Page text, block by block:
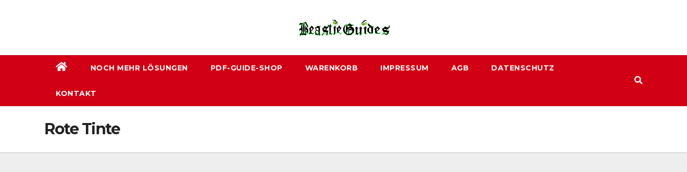
NOCH MEHR LÖSUNGEN PDF-GUIDE-SHOP WARENKORB IMPRESSUM AGB DATENSCHUTZ
KONTAKT
Rote Tinte